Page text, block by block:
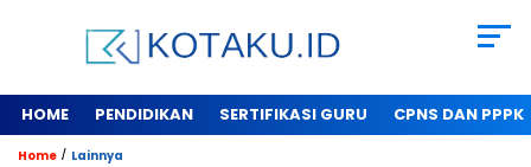
HOME PENDIDIKAN SERTIFIKASI GURU CPNS DAN PPPK
Home / Lainnya